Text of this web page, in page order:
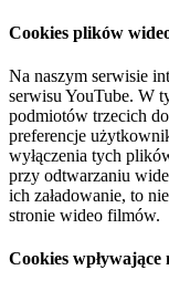
Cookies plików
Na naszym serwisie
serwisu YouTube. W
podmiotów trzecich
preferencje
wyłączenia tych
przy odtwarzaniu
ich załadowanie, to
stronie wideo filmów.
Cookies wpływające